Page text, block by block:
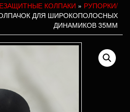
КОЛПАКИ » РУПОРКИ/
ДЛЯ ШИРОКОПОЛОСНЫХ
ДИНАМИКОВ 35ММ